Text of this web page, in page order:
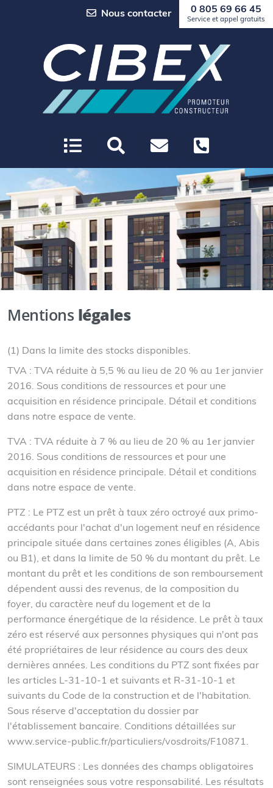
Nous contacter 0 805 69 66 45
Service et appel gratuits
Mentions légales
(1) Dans la limite des stocks disponibles.
TVA : TVA réduite à 5,5 % au lieu de 20 % au 1er janvier
2016. Sous conditions de ressources et pour une
acquisition en résidence principale. Détail et conditions
dans notre espace de vente.
TVA : TVA réduite à 7 % au lieu de 20 % au 1er janvier
2016. Sous conditions de ressources et pour une
acquisition en résidence principale. Détail et conditions
dans notre espace de vente.
PTZ : Le PTZ est un prêt à taux zéro octroyé aux primo-
accédants pour l'achat d'un logement neuf en résidence
principale située dans certaines zones éligibles (A, Abis
ou B1), et dans la limite de 50 % du montant du prêt. Le
montant du prêt et les conditions de son remboursement
dépendent aussi des revenus, de la composition du
foyer, du caractère neuf du logement et de la
performance énergétique de la résidence. Le prêt à taux
zéro est réservé aux personnes physiques qui n'ont pas
été propriétaires de leur résidence au cours des deux
dernières années. Les conditions du PTZ sont fixées par
les articles L-31-10-1 et suivants et R-31-10-1 et
suivants du Code de la construction et de l'habitation.
Sous réserve d'acceptation du dossier par
l'établissement bancaire. Conditions détaillées sur
www.service-public.fr/particuliers/vosdroits/F10871.
SIMULATEURS : Les données des champs obligatoires
sont renseignées sous votre responsabilité. Les résultats